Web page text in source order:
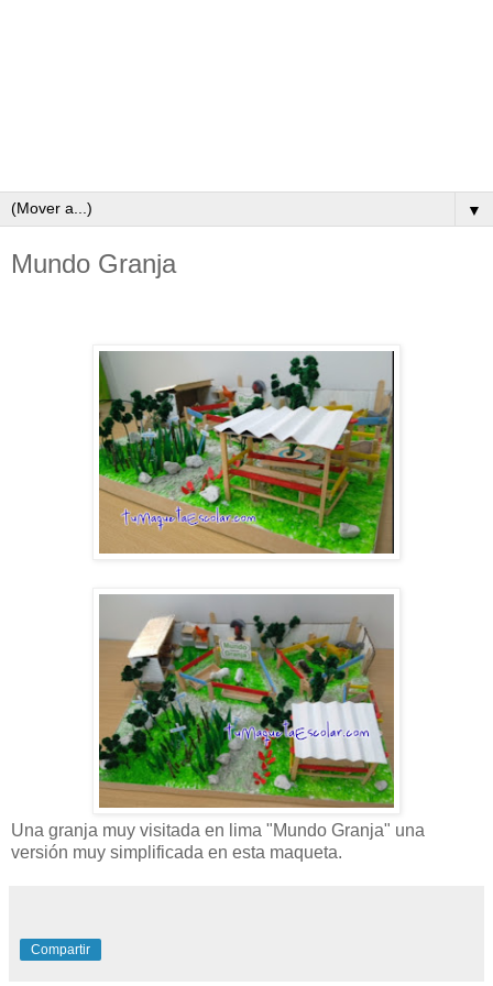
▼
Mundo Granja
Una granja muy visitada en lima "Mundo Granja" una
versión muy simplificada en esta maqueta.
Compartir